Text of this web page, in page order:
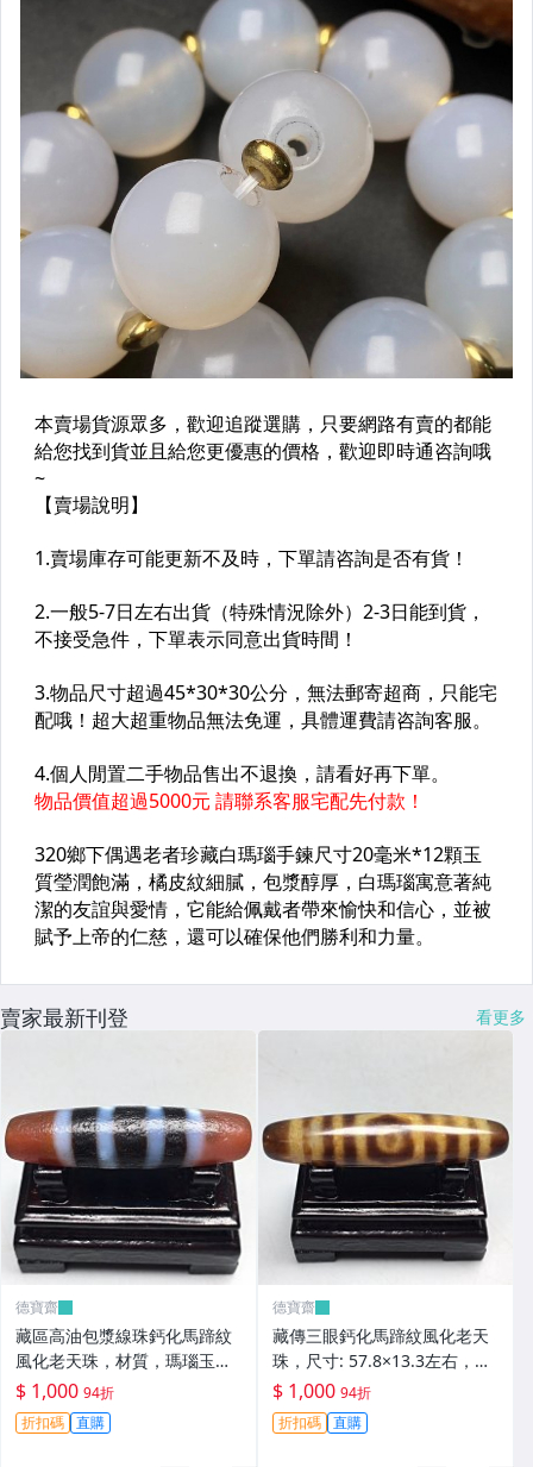
賣家最新刊登 看更多
德寶齋
藏區高油包漿線珠鈣化馬蹄紋
風化老天珠，材質，瑪瑙玉
髓，尺寸：49.4×13左 天珠 瑪
瑙 硃砂【德寶齋】408
$ 1,000 94折
折扣碼 直購
德寶齋
藏傳三眼鈣化馬蹄紋風化老天
珠，尺寸: 57.8×13.3左右，材
質：瑪瑙，玉髓， 天珠 瑪瑙
硃砂【德寶齋】407
$ 1,000 94折
折扣碼 直購